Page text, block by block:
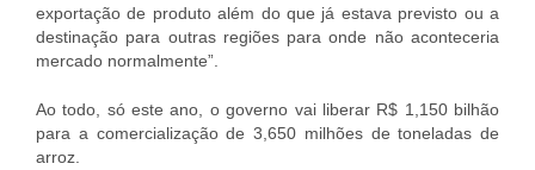
exportação de produto além do que já estava previsto ou a
destinação para outras regiões para onde não aconteceria
mercado normalmente”.
Ao todo, só este ano, o governo vai liberar R$ 1,150 bilhão
para a comercialização de 3,650 milhões de toneladas de
arroz.